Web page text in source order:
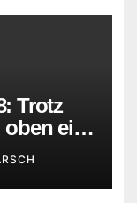
Trotz
oben ein